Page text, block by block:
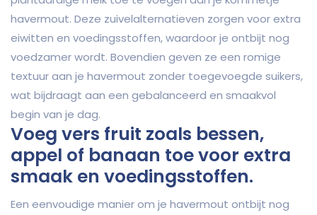
havermout. Deze zuivelalternatieven zorgen voor extra
eiwitten en voedingsstoffen, waardoor je ontbijt nog
voedzamer wordt. Bovendien geven ze een romige
textuur aan je havermout zonder toegevoegde suikers,
wat bijdraagt aan een gebalanceerd en smaakvol
begin van je dag.
Voeg vers fruit zoals bessen,
appel of banaan toe voor extra
smaak en voedingsstoffen.
Een eenvoudige manier om je havermout ontbijt nog